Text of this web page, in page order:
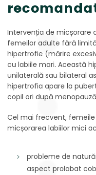
Intervenția de micșorare
femeilor adulte fără
hipertrofie (mărire
cu labiile mari. Această
unilaterală sau bilateral
hipertrofia apare la
copil ori după
Cel mai frecvent,
micșorarea labiilor mici
probleme de
aspect prolabat